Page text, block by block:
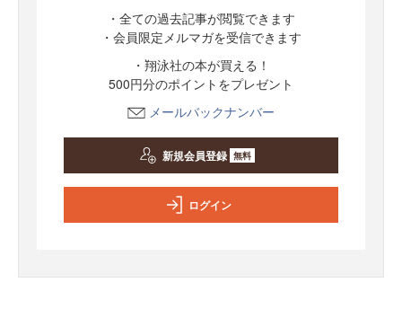
・全ての過去記事が閲覧できます
・会員限定メルマガを受信できます
・翔泳社の本が買える！
500円分のポイントをプレゼント
メールバックナンバー
新規会員登録 無料
ログイン